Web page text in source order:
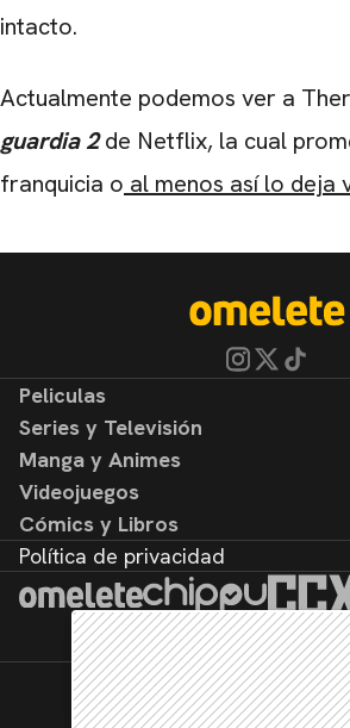
intacto.
Actualmente podemos ver a
guardia 2de Netflix, la cual
franquicia o al menos así lo deja
Peliculas
Noticias
Reseñas
Series y Televisión
Noticias
Reseñas
Manga y Animes
Noticias
Reseñas
Videojuegos
Noticias
Reseñas
Cómics y Libros
Noticias
Reseñas
Política de privacidad
©2026. Todos los derechos